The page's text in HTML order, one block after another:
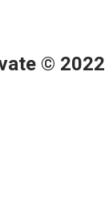
© 2022